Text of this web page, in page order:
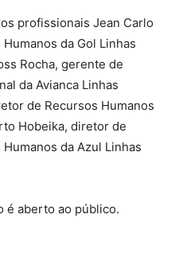
profissionais Jean Carlo
da Gol Linhas
Rocha, gerente de
da Avianca Linhas
de Recursos Humanos
Hobeika, diretor de
da Azul Linhas
é aberto ao público.